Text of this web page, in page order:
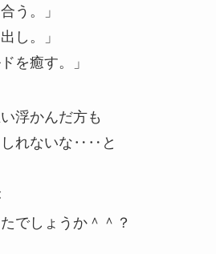
う。」
し。」
を癒す。」
浮かんだ方も
しれないな‥‥と
でしょうか＾＾？